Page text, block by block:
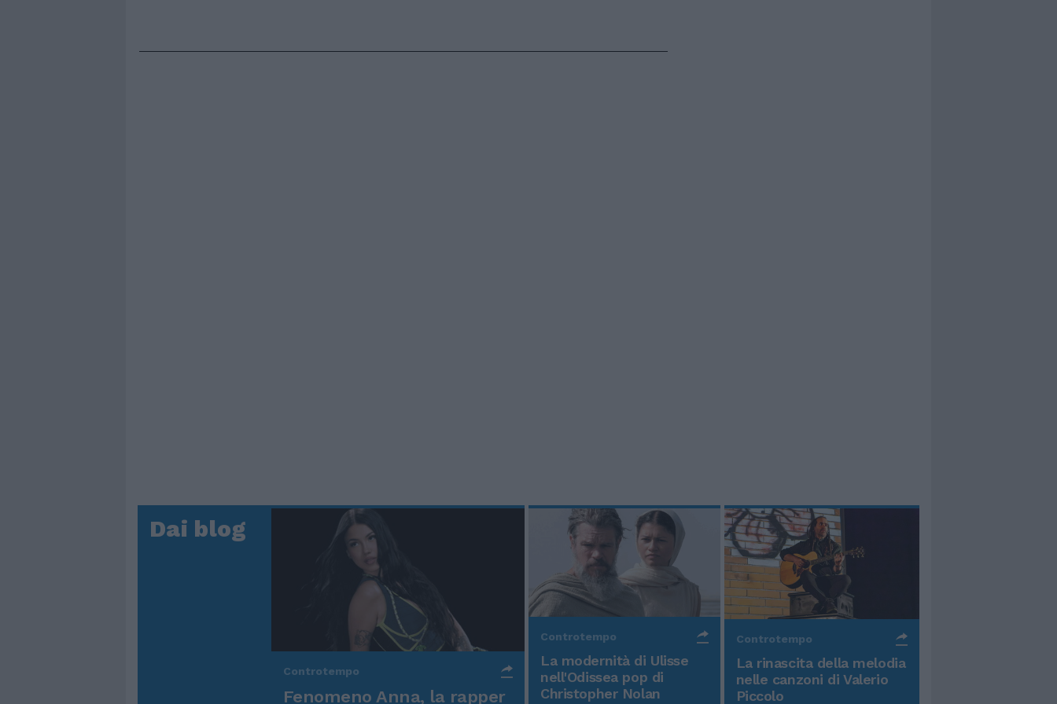
Dai blog
Controtempo
Fenomeno Anna, la rapper
Controtempo
La modernità di Ulisse
nell'Odissea pop di
Christopher Nolan
Controtempo
La rinascita della melodia
nelle canzoni di Valerio
Piccolo